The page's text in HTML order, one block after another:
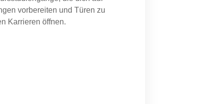
vorbereiten und Türen zu
Karrieren öffnen.